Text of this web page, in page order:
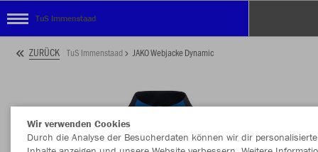
TuS Immenstaad
ZURÜCK TuS Immenstaad JAKO Webjacke Dynamic
Wir verwenden Cookies
Durch die Analyse der Besucherdaten können wir dir personalisierte